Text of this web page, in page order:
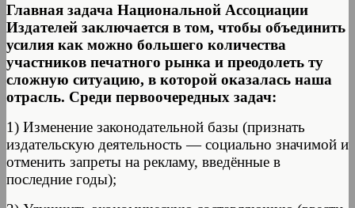
Главная задача Национальной Ассоциации
Издателей заключается в том, чтобы объединить
усилия как можно большего количества
участников печатного рынка и преодолеть ту
сложную ситуацию, в которой оказалась наша
отрасль. Среди первоочередных задач:
1) Изменение законодательной базы (признать
издательскую деятельность — социально значимой и
отменить запреты на рекламу, введённые в
последние годы);